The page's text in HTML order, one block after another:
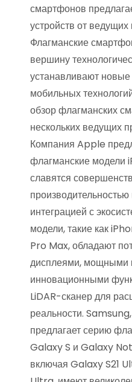
смартфонов
устройств от ведущих
Флагманские
вершину
устанавливают
мобильных
обзор флагманских
нескольких ведущих
Компания Apple
флагманские модели
славятся
интеграцией с
модели, такие как
Pro Max, обладают
дисплеями, мощными
инновационными
LiDAR-сканер для
реальности.
предлагает серию
Galaxy S и Galaxy
включая Galaxy S21